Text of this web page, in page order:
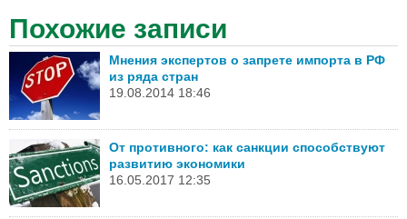
Похожие записи
Мнения экспертов о запрете импорта в РФ
из ряда стран
19.08.2014 18:46
От противного: как санкции способствуют
развитию экономики
16.05.2017 12:35